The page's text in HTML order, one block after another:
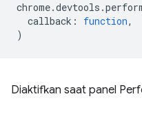
chrome.devtools .
callback : function,
)
Diaktifkan saat panel